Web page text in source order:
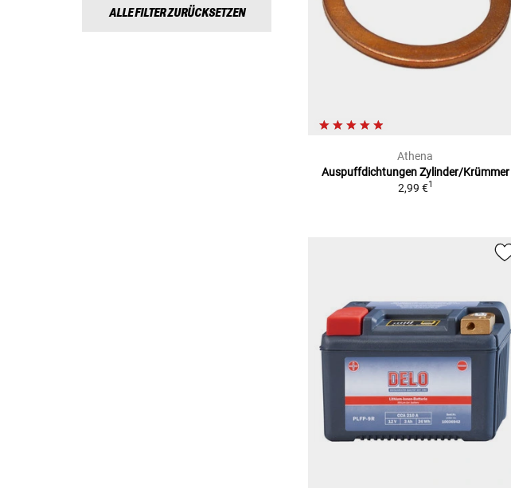
ALLE FILTER ZURÜCKSETZEN
Athena
Auspuffdichtungen Zylinder/Krümmer
2,99 €1